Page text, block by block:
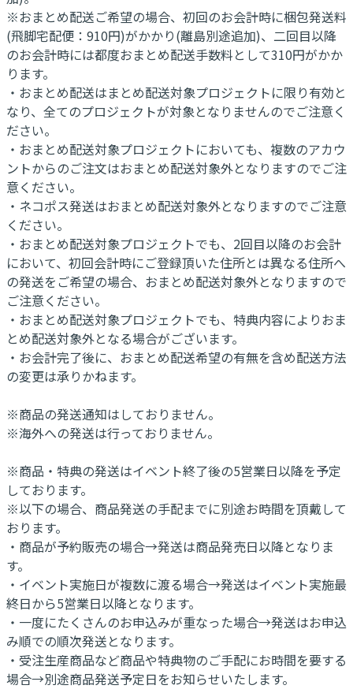
※おまとめ配送ご希望の場合、初回のお会計時に梱包発送料
(飛脚宅配便：910円)がかかり(離島別途追加)、二回目以降
のお会計時には都度おまとめ配送手数料として310円がかか
ります。
・おまとめ配送はまとめ配送対象プロジェクトに限り有効と
なり、全てのプロジェクトが対象となりませんのでご注意く
ださい。
・おまとめ配送対象プロジェクトにおいても、複数のアカウ
ントからのご注文はおまとめ配送対象外となりますのでご注
意ください。
・ネコポス発送はおまとめ配送対象外となりますのでご注意
ください。
・おまとめ配送対象プロジェクトでも、2回目以降のお会計
において、初回会計時にご登録頂いた住所とは異なる住所へ
の発送をご希望の場合、おまとめ配送対象外となりますので
ご注意ください。
・おまとめ配送対象プロジェクトでも、特典内容によりおま
とめ配送対象外となる場合がございます。
・お会計完了後に、おまとめ配送希望の有無を含め配送方法
の変更は承りかねます。
※商品の発送通知はしておりません。
※海外への発送は行っておりません。
※商品・特典の発送はイベント終了後の5営業日以降を予定
しております。
※以下の場合、商品発送の手配までに別途お時間を頂戴して
おります。
・商品が予約販売の場合→発送は商品発売日以降となりま
す。
・イベント実施日が複数に渡る場合→発送はイベント実施最
終日から5営業日以降となります。
・一度にたくさんのお申込みが重なった場合→発送はお申込
み順での順次発送となります。
・受注生産商品など商品や特典物のご手配にお時間を要する
場合→別途商品発送予定日をお知らせいたします。